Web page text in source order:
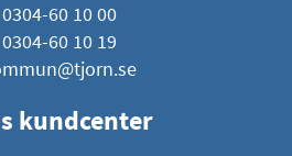
0304-60 10 00
0304-60 10 19
kundcenter